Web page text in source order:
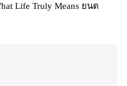
Life Truly Means ยนต